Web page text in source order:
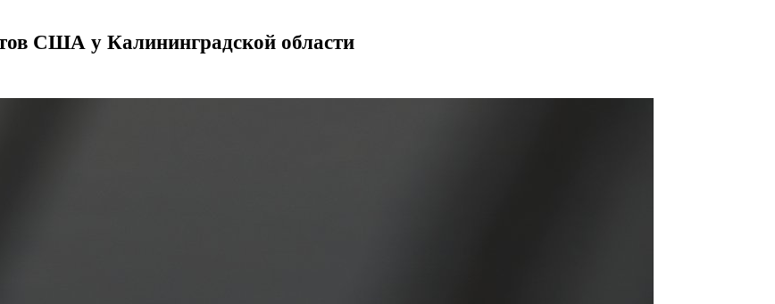
США у Калининградской области